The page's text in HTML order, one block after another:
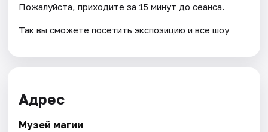
Пожалуйста, приходите за 15 минут до сеанса.
Так вы сможете посетить экспозицию и все шоу
Адрес
Музей магии